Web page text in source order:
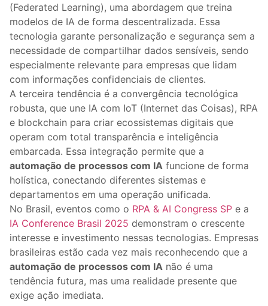
(Federated Learning), uma abordagem que treina
modelos de IA de forma descentralizada. Essa
tecnologia garante personalização e segurança sem a
necessidade de compartilhar dados sensíveis, sendo
especialmente relevante para empresas que lidam
com informações confidenciais de clientes.
A terceira tendência é a convergência tecnológica
robusta, que une IA com IoT (Internet das Coisas), RPA
e blockchain para criar ecossistemas digitais que
operam com total transparência e inteligência
embarcada. Essa integração permite que a
automação de processos com IA funcione de forma
holística, conectando diferentes sistemas e
departamentos em uma operação unificada.
No Brasil, eventos como o RPA & AI Congress SP e a
IA Conference Brasil 2025 demonstram o crescente
interesse e investimento nessas tecnologias. Empresas
brasileiras estão cada vez mais reconhecendo que a
automação de processos com IA não é uma
tendência futura, mas uma realidade presente que
exige ação imediata.